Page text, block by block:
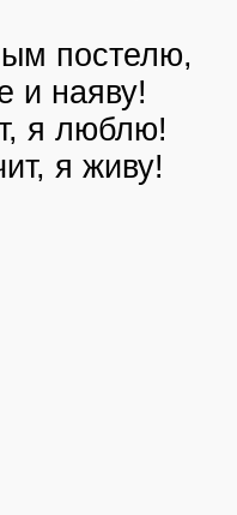
постелю,
и наяву!
я люблю!
я живу!